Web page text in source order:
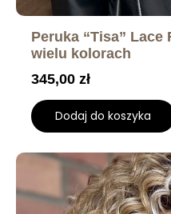
Peruka “Tisa”
wielu kolorach
345,00zł
Dodaj do koszyka